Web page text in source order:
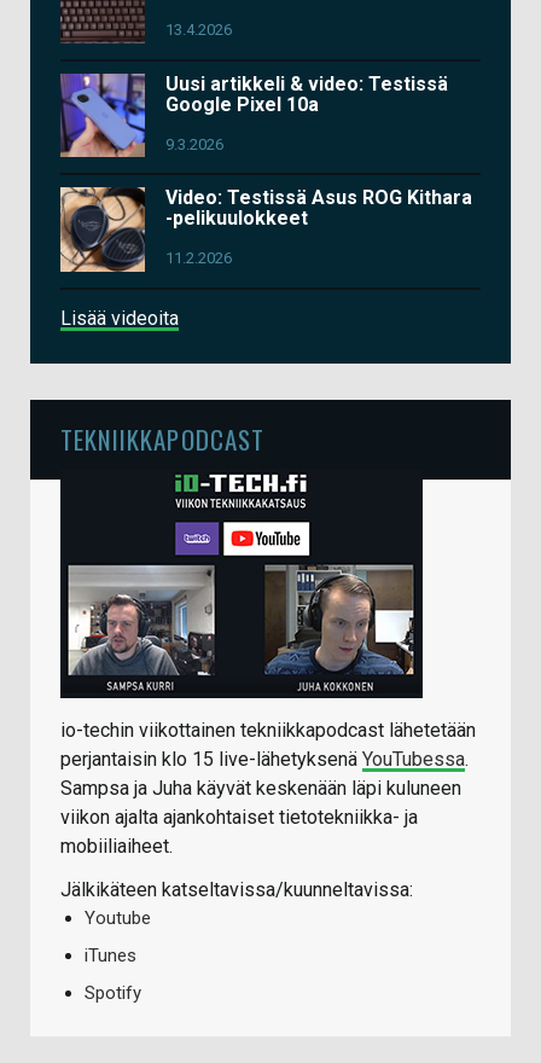
13.4.2026
Uusi artikkeli & video: Testissä
Google Pixel 10a
9.3.2026
Video: Testissä Asus ROG Kithara
-pelikuulokkeet
11.2.2026
Lisää videoita
TEKNIIKKAPODCAST
io-techin viikottainen tekniikkapodcast lähetetään
perjantaisin klo 15 live-lähetyksenä YouTubessa.
Sampsa ja Juha käyvät keskenään läpi kuluneen
viikon ajalta ajankohtaiset tietotekniikka- ja
mobiiliaiheet.
Jälkikäteen katseltavissa/kuunneltavissa:
Youtube
iTunes
Spotify